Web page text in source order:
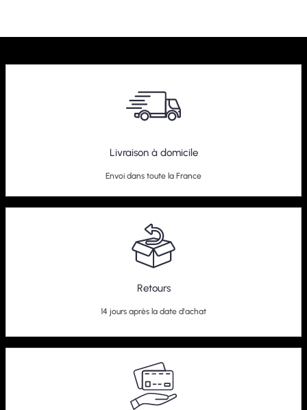
Livraison à domicile
Envoi dans toute la France
Retours
14 jours après la date d'achat